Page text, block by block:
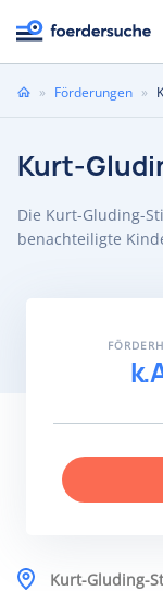
Sie» Förderungen »
Kurt-
Die Kurt-Gluding-
benachteiligte
Kurt-Gluding-